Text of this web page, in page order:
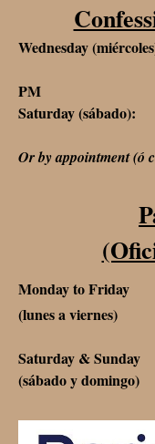
Wednesday
5:00
PM
Saturday
Or by appointment (ó
Monday to
(lunes a viernes)
Saturday &
(sábado y domingo)